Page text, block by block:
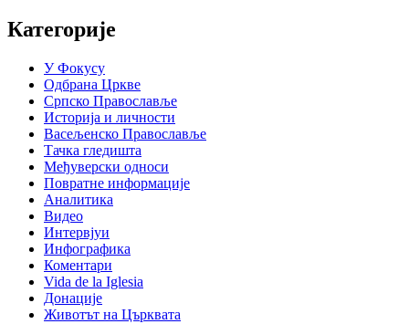
Категорије
У Фокусу
Одбрана Цркве
Српско Православље
Историја и личности
Васељенско Православље
Тачка гледишта
Међуверски односи
Повратне информације
Аналитика
Видео
Интервјуи
Инфографика
Коментари
Vida de la Iglesia
Донације
Животът на Църквата